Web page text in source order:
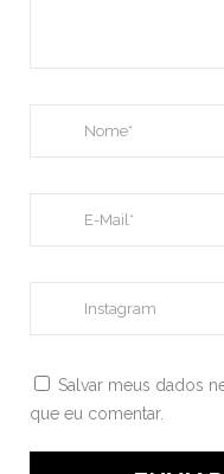
Salvar meus dados
que eu comentar.